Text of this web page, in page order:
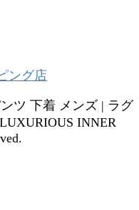
ング店
ツ 下着 メンズ | ラグ
INNER